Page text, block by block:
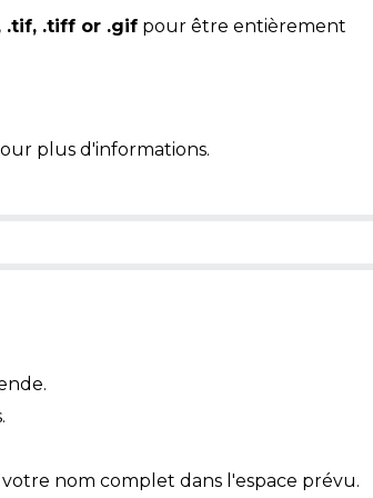
.tif, .tiff or .gif pour être entièrement
plus d'informations.
nom complet dans l'espace prévu.